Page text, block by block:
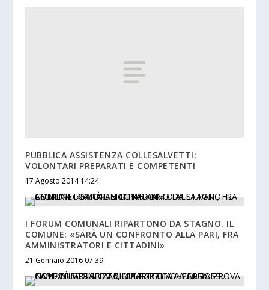
PUBBLICA ASSISTENZA COLLESALVETTI:
VOLONTARI PREPARATI E COMPETENTI
17 Agosto 2014 14:24
I FORUM COMUNALI RIPARTONO DA STAGNO. IL
COMUNE: «SARÀ UN CONFRONTO ALLA PARI, FRA
AMMINISTRATORI E CITTADINI»
21 Gennaio 2016 07:39